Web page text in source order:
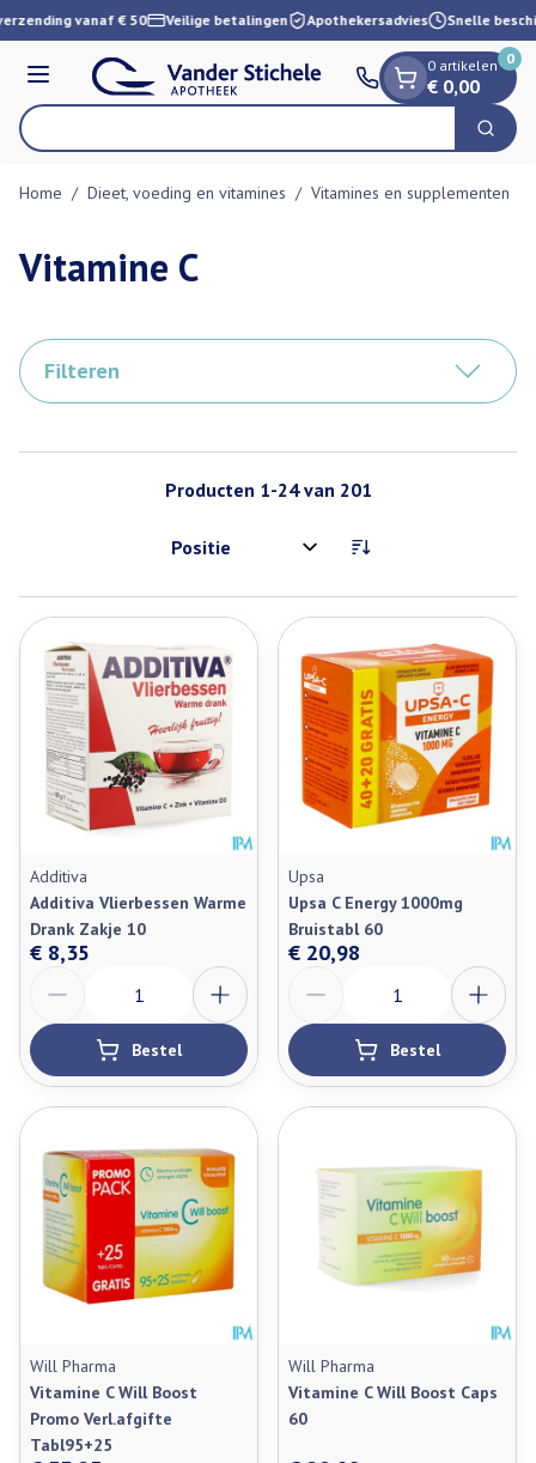
Ga naar de inhoud
1 van 1vanaf € 50 Veilige betalingen Apothekersadvies Snelle
Menu
Product, merk, categorie... Zoek
0 artikelen
€ 0,00
0
Home / Dieet, voeding en vitamines / Vitamines en supplementen
Vitamine C
Filteren
Producten 1-24van 201
Sorteer op:
Additiva
Additiva Vlierbessen Warme
Drank Zakje 10
€ 8,35
Bestel
Upsa
Upsa C Energy 1000mg
Bruistabl 60
€ 20,98
Bestel
Will Pharma
Vitamine C Will Boost
Promo Verl.afgifte
Tabl95+25
Will Pharma
Vitamine C Will Boost Caps
60